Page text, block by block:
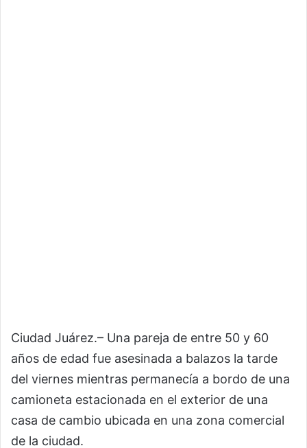
Ciudad Juárez.– Una pareja de entre 50 y 60
años de edad fue asesinada a balazos la tarde
del viernes mientras permanecía a bordo de una
camioneta estacionada en el exterior de una
casa de cambio ubicada en una zona comercial
de la ciudad.